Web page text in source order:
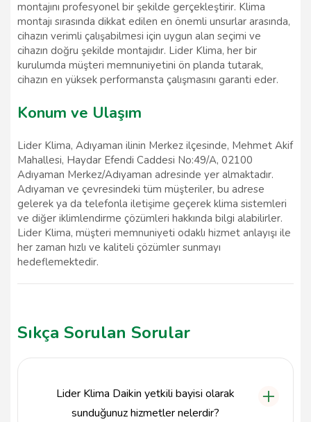
montajını profesyonel bir şekilde gerçekleştirir. Klima
montajı sırasında dikkat edilen en önemli unsurlar arasında,
cihazın verimli çalışabilmesi için uygun alan seçimi ve
cihazın doğru şekilde montajıdır. Lider Klima, her bir
kurulumda müşteri memnuniyetini ön planda tutarak,
cihazın en yüksek performansta çalışmasını garanti eder.
Konum ve Ulaşım
Lider Klima, Adıyaman ilinin Merkez ilçesinde, Mehmet Akif
Mahallesi, Haydar Efendi Caddesi No:49/A, 02100
Adıyaman Merkez/Adıyaman adresinde yer almaktadır.
Adıyaman ve çevresindeki tüm müşteriler, bu adrese
gelerek ya da telefonla iletişime geçerek klima sistemleri
ve diğer iklimlendirme çözümleri hakkında bilgi alabilirler.
Lider Klima, müşteri memnuniyeti odaklı hizmet anlayışı ile
her zaman hızlı ve kaliteli çözümler sunmayı
hedeflemektedir.
Sıkça Sorulan Sorular
Lider Klima Daikin yetkili bayisi olarak
sunduğunuz hizmetler nelerdir?